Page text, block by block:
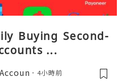
Buying Second-
...
4小時前